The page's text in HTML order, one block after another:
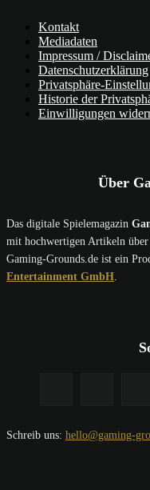
Kontakt
Mediadaten
Impressum /
Datenschutzerklärung
Privatsphäre-
Historie der
Einwilligungen
Über
Das digitale Spielemagazin
mit hochwertigen Artikeln
Gaming-Grounds.de ist ein
Entertainment GmbH
Schreib uns: hello@gaming-